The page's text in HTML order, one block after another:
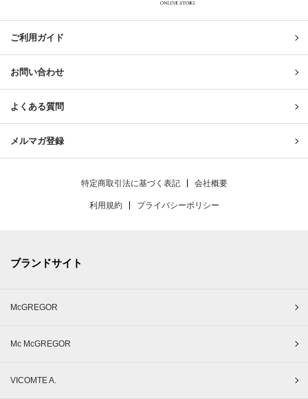
ご利用ガイド
お問い合わせ
よくある質問
メルマガ登録
特定商取引法に基づく表記 会社概要
利用規約 プライバシーポリシー
ブランドサイト
McGREGOR
Mc McGREGOR
VICOMTE A.